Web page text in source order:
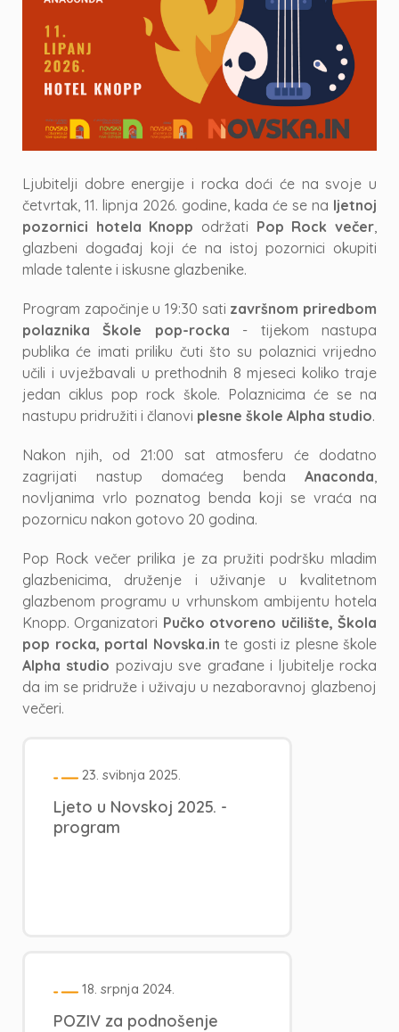
Ljubitelji dobre energije i rocka doći će na svoje u
četvrtak, 11. lipnja 2026. godine, kada će se na ljetnoj
pozornici hotela Knopp održati Pop Rock večer
glazbeni događaj koji će na istoj pozornici okupiti
mlade talente i iskusne glazbenike.
Program započinje u 19:30 sati završnom priredbom
polaznika Škole pop-rocka - tijekom nastupa
publika će imati priliku čuti što su polaznici vrijedno
učili i uvježbavali u prethodnih 8 mjeseci koliko traje
jedan ciklus pop rock škole. Polaznicima će se na
nastupu pridružiti i članovi plesne škole Alpha studio.
Nakon njih, od 21:00 sat atmosferu će dodatno
zagrijati nastup domaćeg benda Anaconda
novljanima vrlo poznatog benda koji se vraća na
pozornicu nakon gotovo 20 godina.
Pop Rock večer prilika je za pružiti podršku mladim
glazbenicima, druženje i uživanje u kvalitetnom
glazbenom programu u vrhunskom ambijentu hotela
Knopp. Organizatori Pučko otvoreno učilište, Škola
pop rocka, portal Novska.in te gosti iz plesne škole
Alpha studio pozivaju sve građane i ljubitelje rocka
da im se pridruže i uživaju u nezaboravnoj glazbenoj
večeri.
23. svibnja 2025.
Ljeto u Novskoj 2025. -
program
18. srpnja 2024.
POZIV za podnošenje